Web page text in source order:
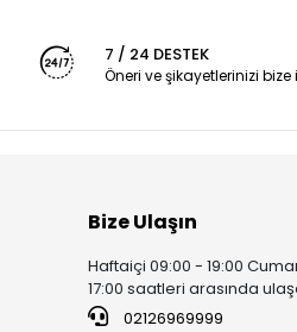
7 / 24 DESTEK
Öneri ve şikayetlerinizi bize
Bize Ulaşın
Haftaiçi 09:00 - 19:00
17:00 saatleri arasında
02126969999